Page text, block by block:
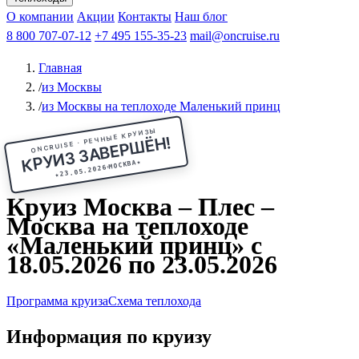
Чебоксарыиз Волгоградаиз Саратова Все города
КазаньВ Нижний НовгородВ ПермьВ Ростов-на-Дону
РыбинскНа СоловкиНа ВалаамПо ОкеПо Енисею
Афанасий Никитин Октябрьская революция
ФединАлександр СвешниковИван
МироновА.С.Попов
О компании Акции Контакты Наш блог
8 800 707-07-12 +7 495 155-35-23 mail@oncruise.ru
Главная
/из Москвы
/из Москвы на теплоходе Маленький принц
ONCRUISE · РЕЧНЫЕ КРУИЗЫ
КРУИЗ ЗАВЕРШЁН!
★23.05.2026МОСКВА★
Круиз Москва – Плес –
Москва на теплоходе
«Маленький принц» с
18.05.2026 по 23.05.2026
Программа круизаСхема теплохода
Информация по круизу